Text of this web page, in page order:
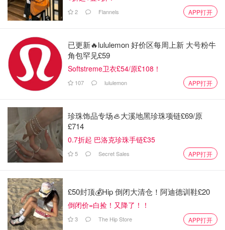
2 Flannels APP打开
已更新🔥lululemon 好价区每周上新 大号粉牛
角包罕见£59
Softstreme卫衣£54/原£108！
107 lululemon APP打开
珍珠饰品专场🦪大溪地黑珍珠项链£69/原
£714
0.7折起 巴洛克珍珠手链£35
5 Secret Sales APP打开
£50封顶💰Hip 倒闭大清仓！阿迪德训鞋£20
倒闭价=白捡！又降了！！
3 The Hip Store APP打开